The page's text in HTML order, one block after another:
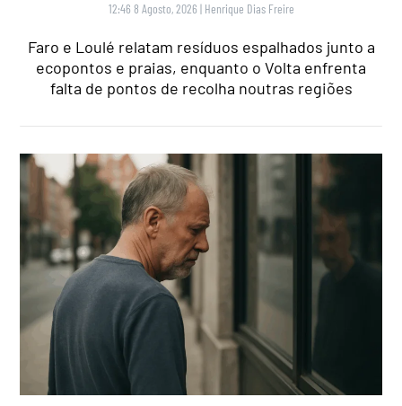
12:46 8 Agosto, 2026 | Henrique Dias Freire
Faro e Loulé relatam resíduos espalhados junto a
ecopontos e praias, enquanto o Volta enfrenta
falta de pontos de recolha noutras regiões